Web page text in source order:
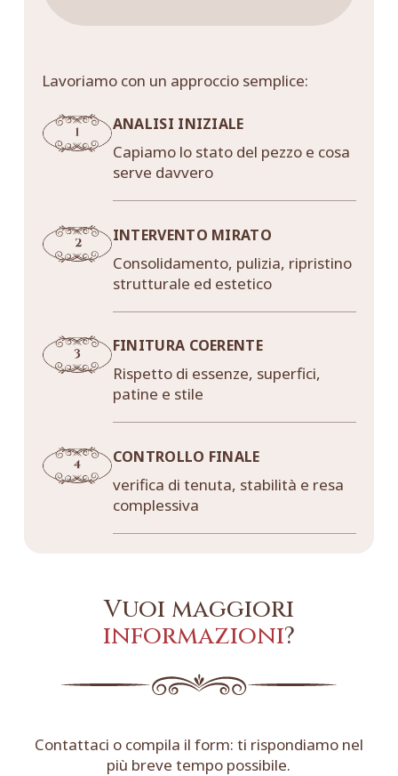
Lavoriamo con un approccio semplice:
ANALISI INIZIALE
Capiamo lo stato del pezzo e cosa
serve davvero
INTERVENTO MIRATO
Consolidamento, pulizia, ripristino
strutturale ed estetico
FINITURA COERENTE
Rispetto di essenze, superfici,
patine e stile
CONTROLLO FINALE
verifica di tenuta, stabilità e resa
complessiva
Vuoi maggiori
informazioni?
Contattaci o compila il form: ti rispondiamo nel
più breve tempo possibile.